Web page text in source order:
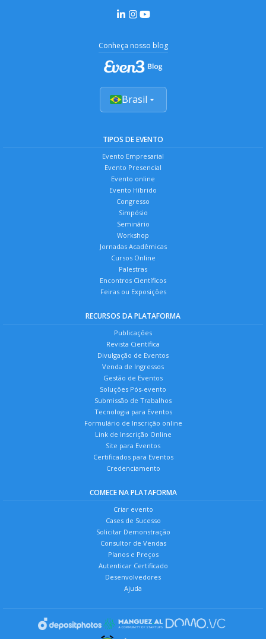
Conheça nosso blog
Brasil
TIPOS DE EVENTO
Evento Empresarial
Evento Presencial
Evento online
Evento Híbrido
Congresso
Simpósio
Seminário
Workshop
Jornadas Acadêmicas
Cursos Online
Palestras
Encontros Científicos
Feiras ou Exposições
RECURSOS DA PLATAFORMA
Publicações
Revista Científica
Divulgação de Eventos
Venda de Ingressos
Gestão de Eventos
Soluções Pós-evento
Submissão de Trabalhos
Tecnologia para Eventos
Formulário de Inscrição online
Link de Inscrição Online
Site para Eventos
Certificados para Eventos
Credenciamento
COMECE NA PLATAFORMA
Criar evento
Cases de Sucesso
Solicitar Demonstração
Consultor de Vendas
Planos e Preços
Autenticar Certificado
Desenvolvedores
Ajuda